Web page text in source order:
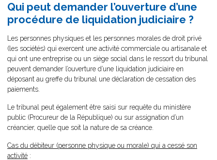
Qui peut demander l’ouverture d’une
procédure de liquidation judiciaire ?
Les personnes physiques et les personnes morales de droit privé
(les sociétés) qui exercent une activité commerciale ou artisanale et
qui ont une entreprise ou un siège social dans le ressort du tribunal
peuvent demander l’ouverture d’une liquidation judiciaire en
déposant au greffe du tribunal une déclaration de cessation des
paiements.
Le tribunal peut également être saisi sur requête du ministère
public (Procureur de la République) ou sur assignation d’un
créancier, quelle que soit la nature de sa créance.
Cas du débiteur (personne physique ou morale) qui a cessé son
activité :